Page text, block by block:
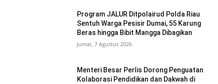
Program JALUR Ditpolairud Polda Riau
Sentuh Warga Pesisir Dumai, 55 Karung
Beras hingga Bibit Mangga Dibagikan
Jumat, 7 Agustus 2026
Menteri Besar Perlis Dorong Penguatan
Kolaborasi Pendidikan dan Dakwah di